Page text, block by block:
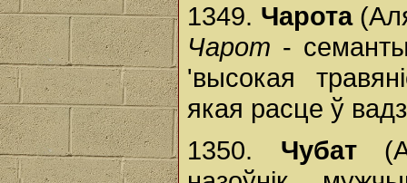
1349. Чарота
Чарот -
'высокая
якая расце ў
1350. Чубат